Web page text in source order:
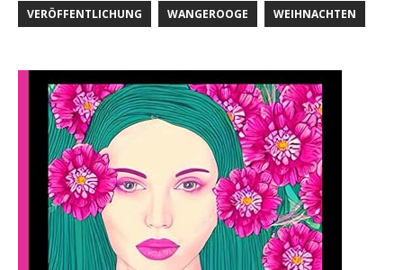
VERÖFFENTLICHUNG WANGEROOGE WEIHNACHTEN